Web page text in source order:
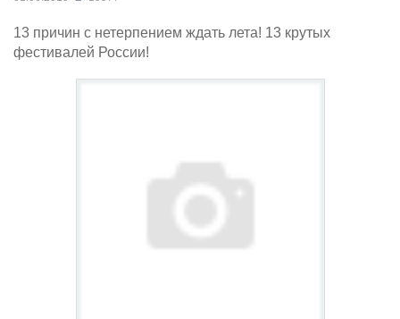
13 причин с нетерпением ждать лета! 13 крутых
фестивалей России!